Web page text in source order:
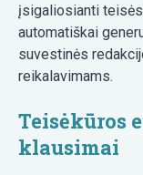
įsigaliosianti
automatiškai
suvestinės
reikalavimams.
Teisėkūros
klausimai